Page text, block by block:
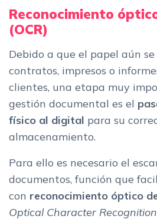
Reconocimiento
(OCR)
Debido a que el papel aún
contratos, impresos o
clientes, una etapa muy
gestión documental es el
físico al digital para su
almacenamiento.
Para ello es necesario el
documentos, función que
con reconocimiento óptico
Optical Character Recognition